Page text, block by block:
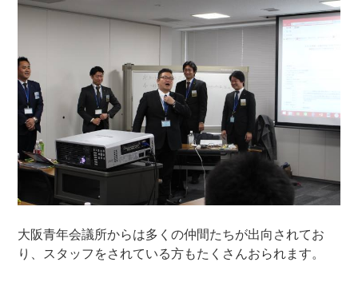
大阪青年会議所からは多くの仲間たちが出向されてお
り、スタッフをされている方もたくさんおられます。